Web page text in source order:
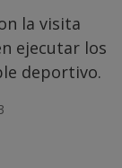
la visita
ejecutar los
deportivo.